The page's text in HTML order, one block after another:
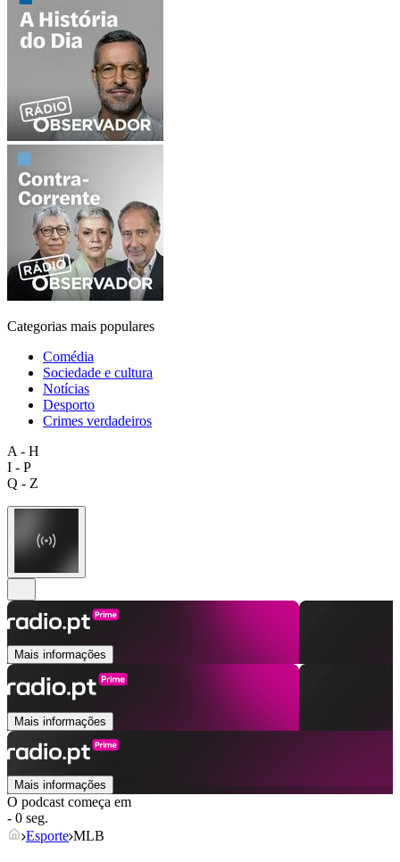
Categorias mais populares
Comédia
Sociedade e cultura
Notícias
Desporto
Crimes verdadeiros
A - H
I - P
Q - Z
Mais informações
Mais informações
Mais informações
O podcast começa em
- 0 seg.
Esporte MLB